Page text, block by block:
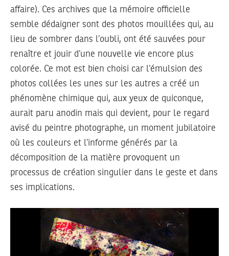
affaire). Ces archives que la mémoire officielle
semble dédaigner sont des photos mouillées qui, au
lieu de sombrer dans l’oubli, ont été sauvées pour
renaître et jouir d’une nouvelle vie encore plus
colorée. Ce mot est bien choisi car l’émulsion des
photos collées les unes sur les autres a créé un
phénomène chimique qui, aux yeux de quiconque,
aurait paru anodin mais qui devient, pour le regard
avisé du peintre photographe, un moment jubilatoire
où les couleurs et l’informe générés par la
décomposition de la matière provoquent un
processus de création singulier dans le geste et dans
ses implications.